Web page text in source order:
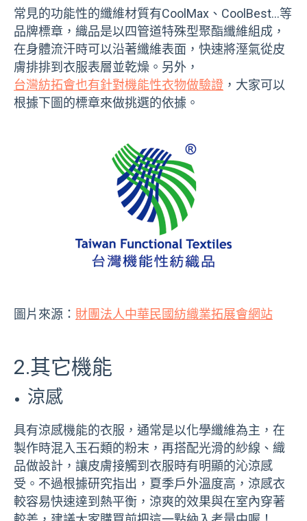
常見的功能性的纖維材質有CoolMax、CoolBest…等
品牌標章，織品是以四管道特殊型聚酯纖維組成，
在身體流汗時可以沿著纖維表面，快速將溼氣從皮
膚排排到衣服表層並乾燥。另外，
台灣紡拓會也有針對機能性衣物做驗證 ，大家可以
根據下圖的標章來做挑選的依據。
圖片來源： 財團法人中華民國紡織業拓展會網站
2.其它機能
涼感
具有涼感機能的衣服，通常是以化學纖維為主，在
製作時混入玉石類的粉末，再搭配光滑的紗線、織
品做設計，讓皮膚接觸到衣服時有明顯的沁涼感
受。不過根據研究指出，夏季戶外溫度高，涼感衣
較容易快速達到熱平衡，涼爽的效果與在室內穿著